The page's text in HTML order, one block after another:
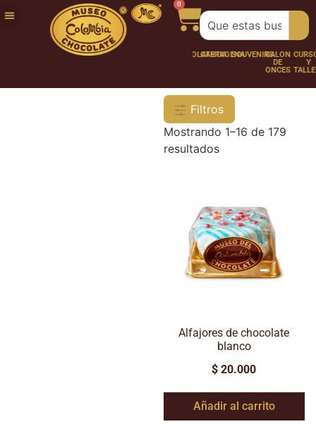
0
FUNDACIÓNNUESTRATRABAJA
CHOCOLATERÍA
CARTAGENASOUVENIRSSALÓN
DE
ONCES
CURSOS
Filtros
Mostrando 1–16 de 179
resultados
Alfajores de chocolate
blanco
$ 20.000
Añadir al carrito